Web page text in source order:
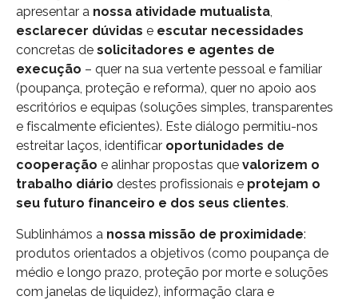
apresentar a nossa atividade mutualista,
esclarecer dúvidas e escutar necessidades
concretas de solicitadores e agentes de
execução – quer na sua vertente pessoal e familiar
(poupança, proteção e reforma), quer no apoio aos
escritórios e equipas (soluções simples, transparentes
e fiscalmente eficientes). Este diálogo permitiu-nos
estreitar laços, identificar oportunidades de
cooperação e alinhar propostas que valorizem o
trabalho diário destes profissionais e protejam o
seu futuro financeiro e dos seus clientes.
Sublinhámos a nossa missão de proximidade:
produtos orientados a objetivos (como poupança de
médio e longo prazo, proteção por morte e soluções
com janelas de liquidez), informação clara e